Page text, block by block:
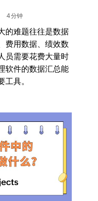
4 分钟
的难题往往是数据
费用数据、绩效数
员需要花费大量时
软件的数据汇总能
具。